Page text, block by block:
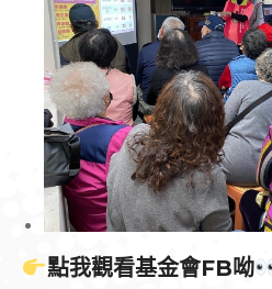
點我觀看基金會FB呦